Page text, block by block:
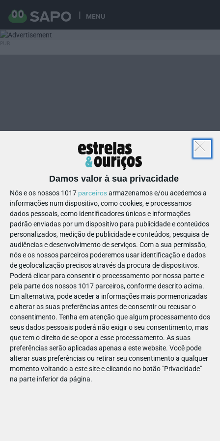
MENU
Damos valor à sua privacidade
Nós e os nossos 1017 parceirosarmazenamos e/ou acedemos a
informações num dispositivo, como cookies, e processamos
dados pessoais, como identificadores únicos e informações
padrão enviadas por um dispositivo para publicidade e conteúdos
personalizados, medição de publicidade e conteúdos, pesquisa de
audiências e desenvolvimento de serviços. Com a sua permissão,
nós e os nossos parceiros poderemos usar identificação e dados
de geolocalização precisos através da procura de dispositivos.
Poderá clicar para consentir o processamento por nossa parte e
pela parte dos nossos 1017 parceiros, conforme descrito acima.
Em alternativa, pode aceder a informações mais pormenorizadas
e alterar as suas preferências antes de consentir ou recusar o
consentimento. Tenha em atenção que algum processamento dos
seus dados pessoais poderá não exigir o seu consentimento, mas
que tem o direito de se opor a esse processamento. As suas
preferências serão aplicadas apenas a este website. Você pode
alterar suas preferências ou retirar seu consentimento a qualquer
momento voltando a este site e clicando no botão "Privacidade"
na parte inferior da página.
11
122877142531065